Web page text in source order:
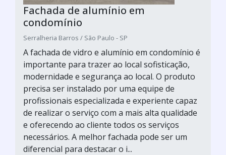
Fachada de alumínio em
condomínio
Serralheria Barros / São Paulo - SP
A fachada de vidro e alumínio em condomínio é
importante para trazer ao local sofisticação,
modernidade e segurança ao local. O produto
precisa ser instalado por uma equipe de
profissionais especializada e experiente capaz
de realizar o serviço com a mais alta qualidade
e oferecendo ao cliente todos os serviços
necessários. A melhor fachada pode ser um
diferencial para destacar o i...